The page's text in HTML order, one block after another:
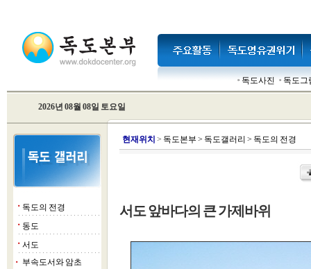
독도사진 독도그
2026년 08월 08일 토요일
■ 독도의 전경
■ 동도
■ 서도
■ 부속도서와 암초
현재위치 > 독도본부 > 독도갤러리 > 독도의 전경
서도 앞바다의 큰 가제바위